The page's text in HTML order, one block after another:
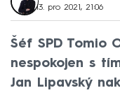
13. pro 2021, 21:06
Šéf SPD Tomio
nespokojen s
Jan Lipavský